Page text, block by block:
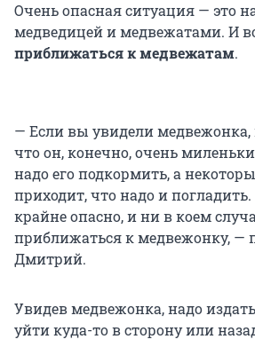
Очень опасная ситуация — это
медведицей и медвежатами. И
приближаться к медвежатам.
— Если вы увидели
что он, конечно, очень
надо его подкормить, а
приходит, что надо и погладить.
крайне опасно, и ни в коем
приближаться к медвежонку, —
Дмитрий.
Увидев медвежонка, надо
уйти куда-то в сторону или